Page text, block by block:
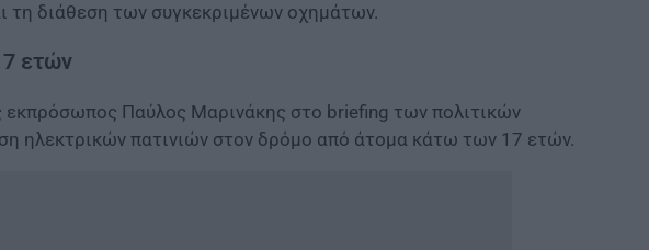
τη διάθεση των συγκεκριμένων οχημάτων.
ετών
Παύλος Μαρινάκης στο briefing των πολιτικών
ηλεκτρικών πατινιών στον δρόμο από άτομα κάτω των 17 ετών.